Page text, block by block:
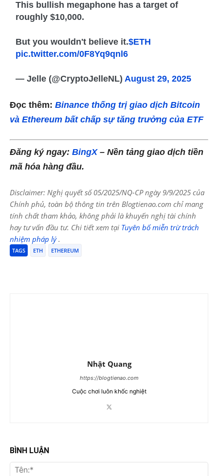
This bullish megaphone has a target of
roughly $10,000.
But you wouldn't believe it.$ETH
pic.twitter.com/0F8Yq9qnl6
— Jelle (@CryptoJelleNL) August 29, 2025
Đọc thêm: Binance thống trị giao dịch Bitcoin
và Ethereum bất chấp sự tăng trưởng của ETF
Đăng ký ngay: BingX– Nền tảng giao dịch tiền
mã hóa hàng đầu.
Disclaimer: Nghị quyết số 05/2025/NQ-CP ngày 9/9/2025 của
Chính phủ, toàn bộ thông tin trên Blogtienao.com chỉ mang
tính chất tham khảo, không phải là khuyến nghị tài chính
hay tư vấn đầu tư. Chi tiết xem tại Tuyên bố miễn trừ trách
nhiệm pháp lý.
TAGS ETH ETHEREUM
Nhật Quang
https://blogtienao.com
Cuộc chơi luôn khốc nghiệt
BÌNH LUẬN